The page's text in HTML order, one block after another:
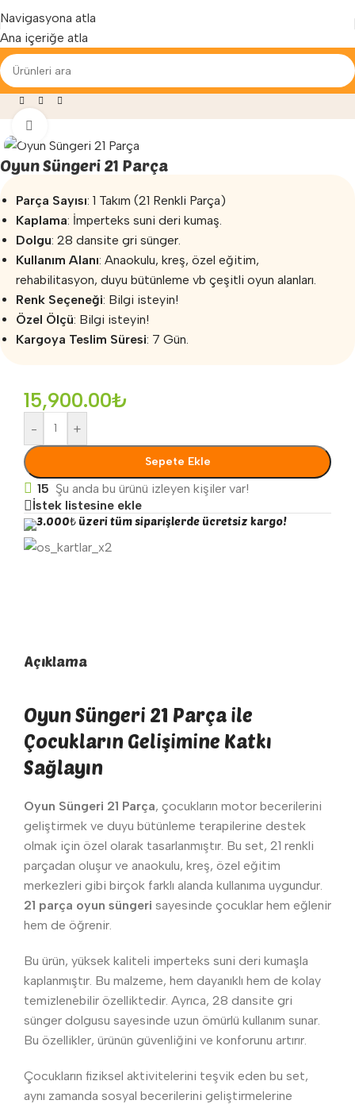
Navigasyona atla
Ana içeriğe atla
Yenilenen arayüzümüz ile hizmetinizdeyiz...
Egzersiz»
Oyun Süngeri 21 Parça
Parça Sayısı: 1 Takım (21 Renkli Parça)
Kaplama: İmperteks suni deri kumaş.
Dolgu: 28 dansite gri sünger.
Kullanım Alanı: Anaokulu, kreş, özel eğitim,
rehabilitasyon, duyu bütünleme vb çeşitli oyun alanları.
Renk Seçeneği: Bilgi isteyin!
Özel Ölçü: Bilgi isteyin!
Kargoya Teslim Süresi: 7 Gün.
15,900.00₺
- +
Sepete Ekle
15 Şu anda bu ürünü izleyen kişiler var!
İstek listesine ekle
3.000₺ üzeri tüm siparişlerde ücretsiz kargo!
Açıklama
Oyun Süngeri 21 Parça ile
Çocukların Gelişimine Katkı
Sağlayın
Oyun Süngeri 21 Parça, çocukların motor becerilerini
geliştirmek ve duyu bütünleme terapilerine destek
olmak için özel olarak tasarlanmıştır. Bu set, 21 renkli
parçadan oluşur ve anaokulu, kreş, özel eğitim
merkezleri gibi birçok farklı alanda kullanıma uygundur.
21 parça oyun süngeri sayesinde çocuklar hem eğlenir
hem de öğrenir.
Bu ürün, yüksek kaliteli imperteks suni deri kumaşla
kaplanmıştır. Bu malzeme, hem dayanıklı hem de kolay
temizlenebilir özelliktedir. Ayrıca, 28 dansite gri
sünger dolgusu sayesinde uzun ömürlü kullanım sunar.
Bu özellikler, ürünün güvenliğini ve konforunu artırır.
Çocukların fiziksel aktivitelerini teşvik eden bu set,
aynı zamanda sosyal becerilerini geliştirmelerine